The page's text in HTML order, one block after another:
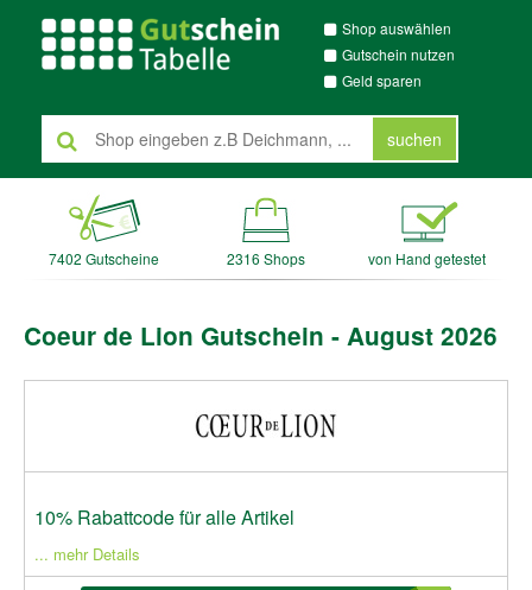
Shop auswählen
Gutschein nutzen
Geld sparen
suchen
7402 Gutscheine 2316 Shops von Hand getestet
Coeur de Lion Gutschein - August 2026
10% Rabattcode für alle Artikel
... mehr Details